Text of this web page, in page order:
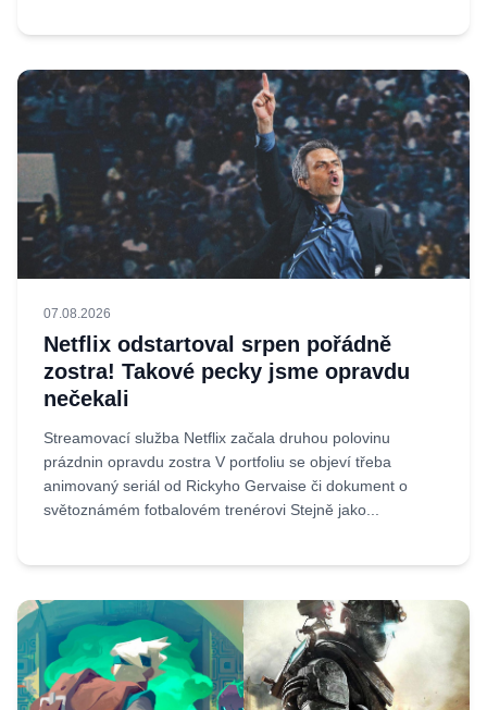
07.08.2026
Netflix odstartoval srpen pořádně
zostra! Takové pecky jsme opravdu
nečekali
Streamovací služba Netflix začala druhou polovinu
prázdnin opravdu zostra V portfoliu se objeví třeba
animovaný seriál od Rickyho Gervaise či dokument o
světoznámém fotbalovém trenérovi Stejně jako...